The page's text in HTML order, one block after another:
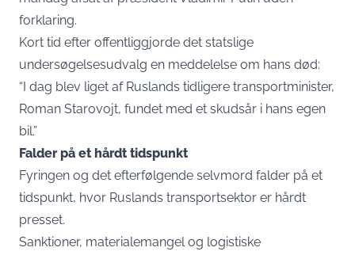
forklaring.
Kort tid efter offentliggjorde det statslige
undersøgelsesudvalg en meddelelse om hans død:
“I dag blev liget af Ruslands tidligere transportminister,
Roman Starovojt, fundet med et skudsår i hans egen
bil.”
Falder på et hårdt tidspunkt
Fyringen og det efterfølgende selvmord falder på et
tidspunkt, hvor Ruslands transportsektor er hårdt
presset.
Sanktioner, materialemangel og logistiske